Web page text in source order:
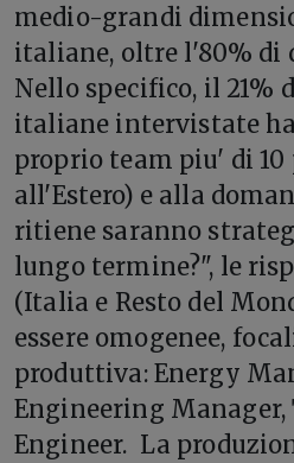
medio-grandi
italiane, oltre l'80% di
Nello specifico, il 21%
italiane intervistate
proprio team piu' di 10
all'Estero) e alla
ritiene saranno
lungo termine?", le
(Italia e Resto del
essere omogenee,
produttiva: Energy
Engineering Manager,
Engineer. La